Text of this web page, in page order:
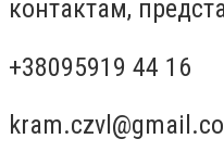
контактам,
+38095919 44 16